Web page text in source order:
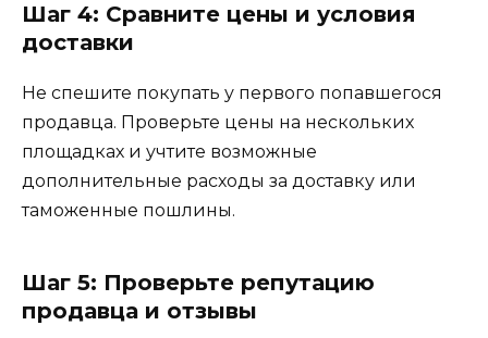
Шаг 4: Сравните цены и условия
доставки
Не спешите покупать у первого попавшегося
продавца. Проверьте цены на нескольких
площадках и учтите возможные
дополнительные расходы за доставку или
таможенные пошлины.
Шаг 5: Проверьте репутацию
продавца и отзывы